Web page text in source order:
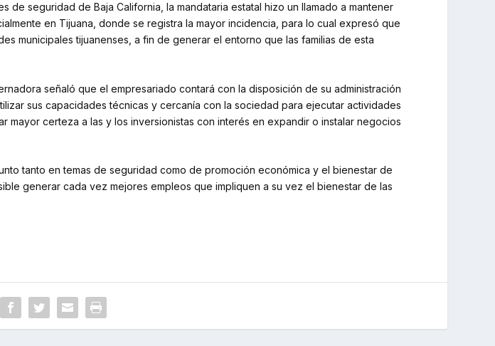
seguridad de Baja California, la mandataria estatal hizo un llamado a mantener
en Tijuana, donde se registra la mayor incidencia, para lo cual expresó que
municipales tijuanenses, a fin de generar el entorno que las familias de esta
señaló que el empresariado contará con la disposición de su administración
sus capacidades técnicas y cercanía con la sociedad para ejecutar actividades
certeza a las y los inversionistas con interés en expandir o instalar negocios
tanto en temas de seguridad como de promoción económica y el bienestar de
generar cada vez mejores empleos que impliquen a su vez el bienestar de las